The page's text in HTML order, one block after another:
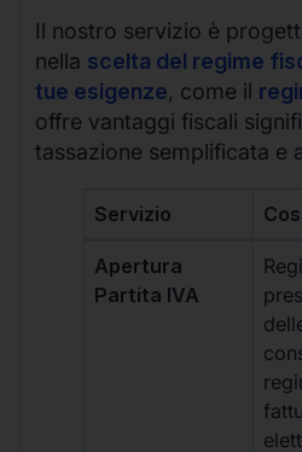
Il nostro servizio è
nella scelta del regime
tue esigenze, come il
offre vantaggi fiscali
tassazione semplificata e
Servizio
Apertura
Partita IVA